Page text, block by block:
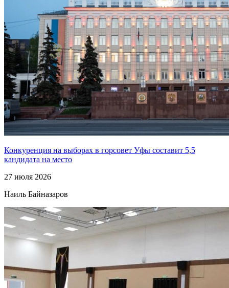
Конкуренция на выборах в горсовет Уфы составит 5,5
кандидата на место
27 июля 2026
Наиль Байназаров